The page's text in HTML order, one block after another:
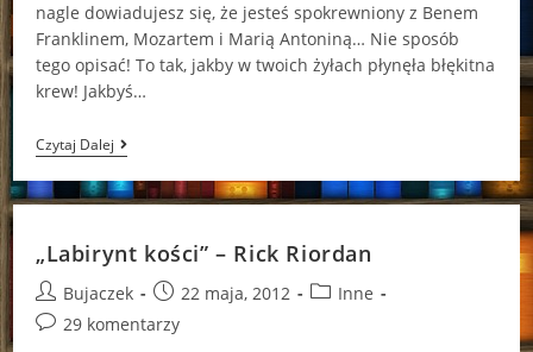
nagle dowiadujesz się, że jesteś spokrewniony z Benem
Franklinem, Mozartem i Marią Antoniną… Nie sposób
tego opisać! To tak, jakby w twoich żyłach płynęła błękitna
krew! Jakbyś…
Czytaj DalejPoszukiwania
Ciąg
Dalszy…
(„Fałszywa
Gordon
Korman)
„Labirynt kości” – Rick Riordan
Post
author:
Bujaczek
Post
published:
22 maja, 2012
PostInne
Post29 komentarzy